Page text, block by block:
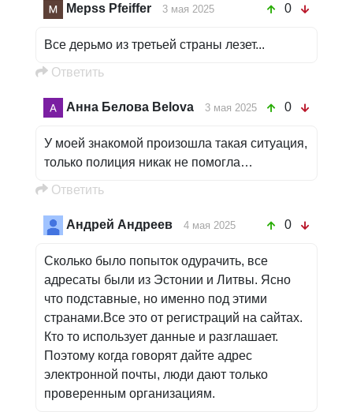
Mepss Pfeiffer 3 мая 2025 0
Все дерьмо из третьей страны лезет...
Oтветить
Анна Белова Belova 3 мая 2025 0
У моей знакомой произошла такая ситуация,
только полиция никак не помогла…
Oтветить
Андрей Андреев 4 мая 2025 0
Сколько было попыток одурачить, все
адресаты были из Эстонии и Литвы. Ясно
что подставные, но именно под этими
странами.Все это от регистраций на сайтах.
Кто то использует данные и разглашает.
Поэтому когда говорят дайте адрес
электронной почты, люди дают только
проверенным организациям.